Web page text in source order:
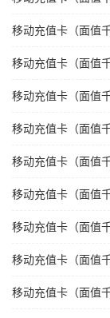
移动充值卡（面值
移动充值卡（面值
移动充值卡（面值
移动充值卡（面值
移动充值卡（面值
移动充值卡（面值
移动充值卡（面值
移动充值卡（面值
移动充值卡（面值